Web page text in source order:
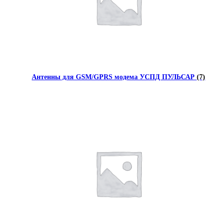
Антенны для GSM/GPRS модема УСПД ПУЛЬСАР (7)